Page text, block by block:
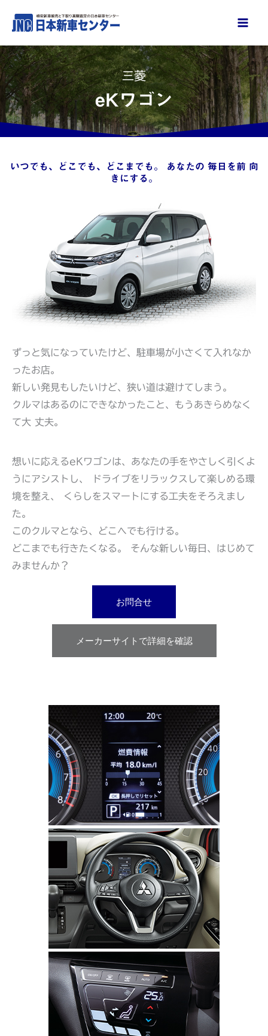
を
ス
キ
ッ
プ
三菱
eKワゴン
いつでも、どこでも、どこまでも。 あなたの 毎日を前 向
きにする。
ずっと気になっていたけど、駐車場が小さくて入れなか
ったお店。
新しい発見もしたいけど、狭い道は避けてしまう。
クルマはあるのにできなかったこと、もうあきらめなく
て大 丈夫。
想いに応えるeKワゴンは、あなたの手をやさしく引くよ
うにアシストし、 ドライブをリラックスして楽しめる環
境を整え、 くらしをスマートにする工夫をそろえまし
た。
このクルマとなら、どこへでも行ける。
どこまでも行きたくなる。 そんな新しい毎日、はじめて
みませんか？
お問合せ
メーカーサイトで詳細を確認